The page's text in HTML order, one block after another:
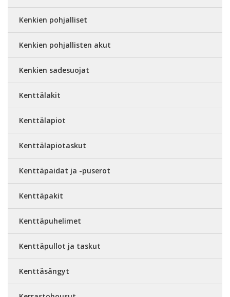
Kenkien pohjalliset
Kenkien pohjallisten akut
Kenkien sadesuojat
Kenttälakit
Kenttälapiot
Kenttälapiotaskut
Kenttäpaidat ja -puserot
Kenttäpakit
Kenttäpuhelimet
Kenttäpullot ja taskut
Kenttäsängyt